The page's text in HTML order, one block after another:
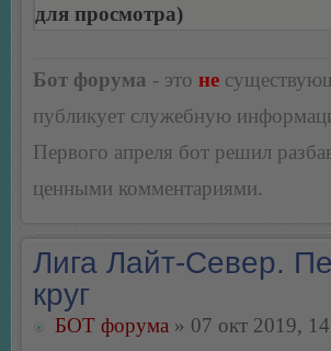
для просмотра)
Бот форума - это не
публикует служебную
Первого апреля бот решил
ценными комментариями.
Лига Лайт-Север.
круг
БОТ форума » 07 окт 2019,